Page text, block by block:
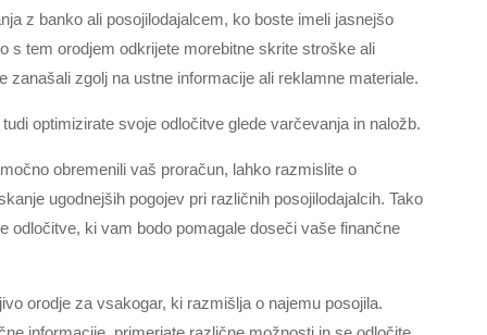
z banko ali posojilodajalcem, ko boste imeli jasnejšo
s tem orodjem odkrijete morebitne skrite stroške ali
zanašali zgolj na ustne informacije ali reklamne materiale.
optimizirate svoje odločitve glede varčevanja in naložb.
obremenili vaš proračun, lahko razmislite o
ugodnejših pogojev pri različnih posojilodajalcih. Tako
odločitve, ki vam bodo pomagale doseči vaše finančne
orodje za vsakogar, ki razmišlja o najemu posojila.